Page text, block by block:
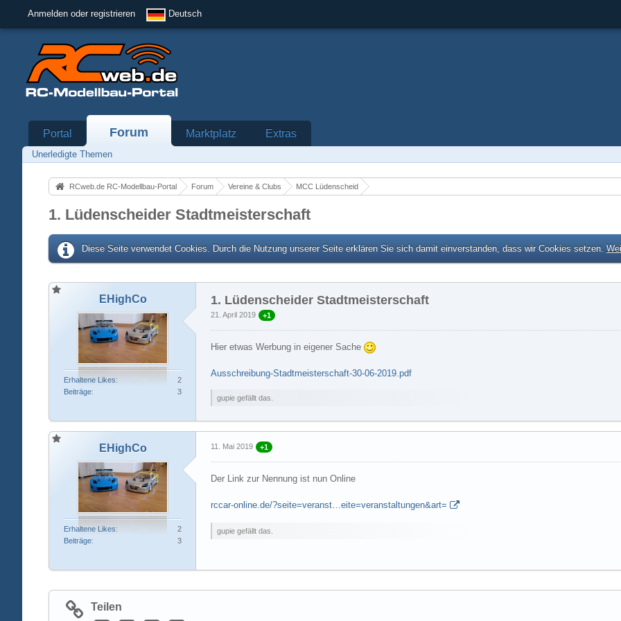
Anmelden oder registrieren Deutsch
Portal Forum Marktplatz Extras
Unerledigte Themen
RCweb.de RC-Modellbau-Portal Forum Vereine & Clubs MCC Lüdenscheid
1. Lüdenscheider Stadtmeisterschaft
Diese Seite verwendet Cookies. Durch die Nutzung unserer Seite erklären Sie sich damit einverstanden, dass wir Cookies setzen.
EHighCo
Erhaltene Likes
2
Beiträge
3
1. Lüdenscheider Stadtmeisterschaft
21. April 2019 +1
Hier etwas Werbung in eigener Sache
Ausschreibung-Stadtmeisterschaft-30-06-2019.pdf
gupie gefällt das.
EHighCo
Erhaltene Likes
2
Beiträge
3
11. Mai 2019 +1
Der Link zur Nennung ist nun Online
rccar-online.de/?seite=veranst…eite=veranstaltungen&art=
gupie gefällt das.
Teilen